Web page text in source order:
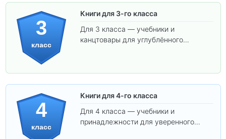
3
класс
Книги для 3-го класса
Для 3 класса — учебники и
канцтовары для углублённого
4
класс
Книги для 4-го класса
Для 4 класса — учебники и
принадлежности для уверенного